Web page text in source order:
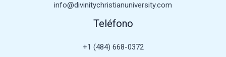
info@divinitychristianuniversity.com
Teléfono
+1 (484) 668-0372